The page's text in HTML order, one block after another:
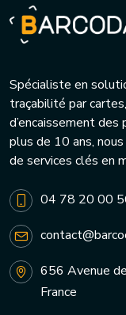
Spécialiste en
traçabilité par
d’encaissement
plus de 10 ans,
de services clés en
04 78 20 00
656 Avenue
France